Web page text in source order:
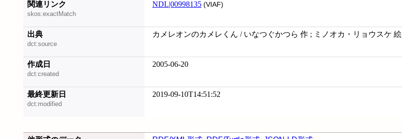
関連リンク
skos:exactMatch
NDL|00998135 (VIAF)
出典
dct:source
カメレオンのカメレくん / いなつぐかつら 作 ; ミノオカ・リョウスケ 絵
作成日
dct:created
2005-06-20
最終更新日
dct:modified
2019-09-10T14:51:52